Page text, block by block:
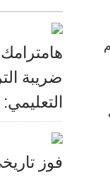
ضريبة
فوز